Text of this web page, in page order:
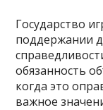
Государство
поддержании
обязанность
когда это
важное